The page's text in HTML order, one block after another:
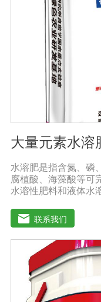
大量元素水溶
水溶肥是指含氮、磷
腐植酸、海藻酸等可
水溶性肥料和液体水
含氨基酸水溶性肥料
肥料等。水溶肥与传
肥料具有明显的优势
肥料，能完全溶于水
水溶肥作为一种快速
同作物的肥料特点
菜、果树、花卉、食
料。使用技巧：1．
联系我们